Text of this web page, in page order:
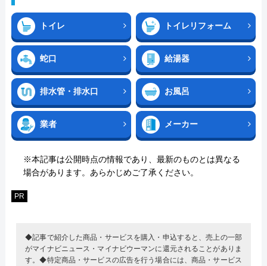
トイレ トイレリフォーム
蛇口 給湯器
排水管・排水口 お風呂
業者 メーカー
※本記事は公開時点の情報であり、最新のものとは異なる
場合があります。あらかじめご了承ください。
PR
◆記事で紹介した商品・サービスを購入・申込すると、売上の一部
がマイナビニュース・マイナビウーマンに還元されることがありま
す。◆特定商品・サービスの広告を行う場合には、商品・サービス